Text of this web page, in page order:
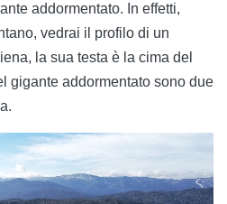
addormentato. In effetti,
vedrai il profilo di un
la sua testa è la cima del
gigante addormentato sono due